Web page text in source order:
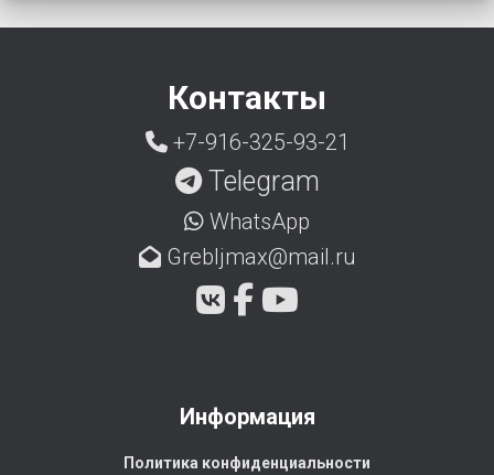
Контакты
+7-916-325-93-21
Telegram
WhatsApp
Grebljmax@mail.ru
Информация
Политика конфиденциальности